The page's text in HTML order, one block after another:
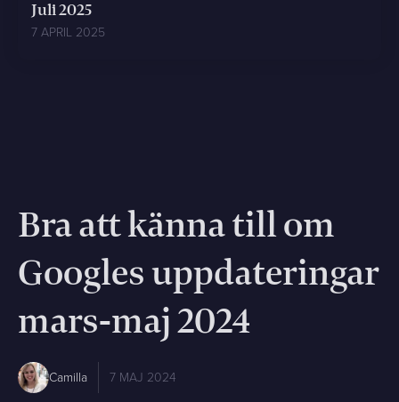
Juli 2025
7 APRIL 2025
Bra att känna till om
Googles uppdateringar
mars-maj 2024
Camilla 7 MAJ 2024